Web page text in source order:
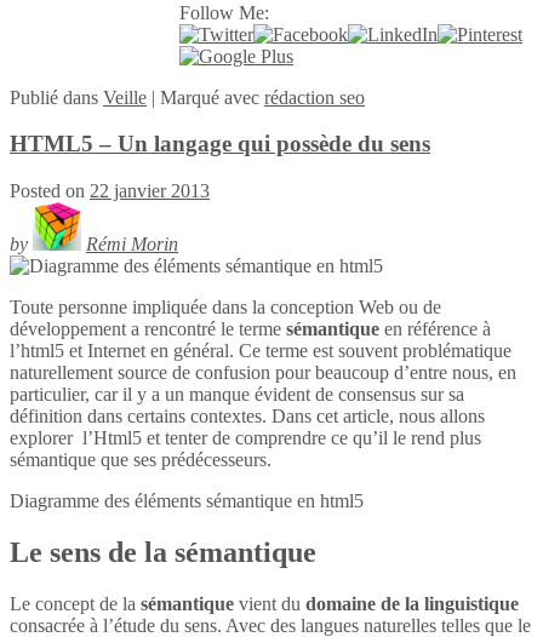
Follow Me:
Publié dans Veille | Marqué avec rédaction seo
HTML5 – Un langage qui possède du sens
Posted on 22 janvier 2013
by Rémi Morin
Toute personne impliquée dans la conception Web ou de
développement a rencontré le terme sémantique en référence à
l’html5 et Internet en général. Ce terme est souvent problématique
naturellement source de confusion pour beaucoup d’entre nous, en
particulier, car il y a un manque évident de consensus sur sa
définition dans certains contextes. Dans cet article, nous allons
explorer l’Html5 et tenter de comprendre ce qu’il le rend plus
sémantique que ses prédécesseurs.
Diagramme des éléments sémantique en html5
Le sens de la sémantique
Le concept de la sémantique vient du domaine de la linguistique
consacrée à l’étude du sens. Avec des langues naturelles telles que le